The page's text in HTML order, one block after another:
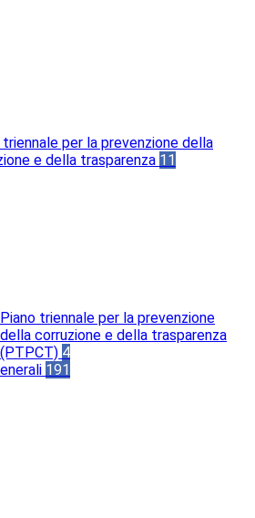
triennale per la prevenzione della
e della trasparenza 11
Piano triennale per la prevenzione
della corruzione e della trasparenza
(PTPCT) 4
191